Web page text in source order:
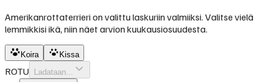
Amerikanrottaterrieri on valittu laskuriin valmiiksi. Valitse vielä
lemmikkisi ikä, niin näet arvion kuukausiosuudesta.
Koira Kissa
ROTU Ladataan...